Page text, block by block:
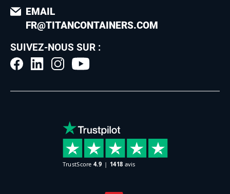
EMAIL
FR@TITANCONTAINERS.COM
SUIVEZ-NOUS SUR :